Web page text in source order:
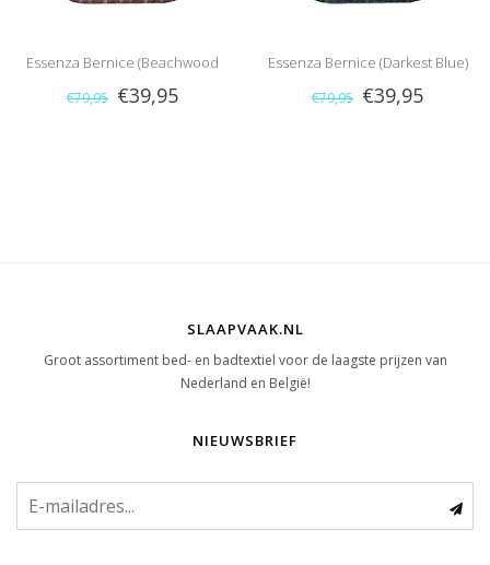
Essenza Bernice (Beachwood
€79,95 €39,95
Essenza Bernice (Darkest Blue)
€79,95 €39,95
SLAAPVAAK.NL
Groot assortiment bed- en badtextiel voor de laagste prijzen van
Nederland en België!
NIEUWSBRIEF